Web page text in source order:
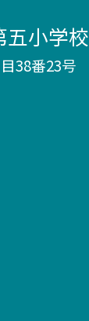
五小学校
38番23号